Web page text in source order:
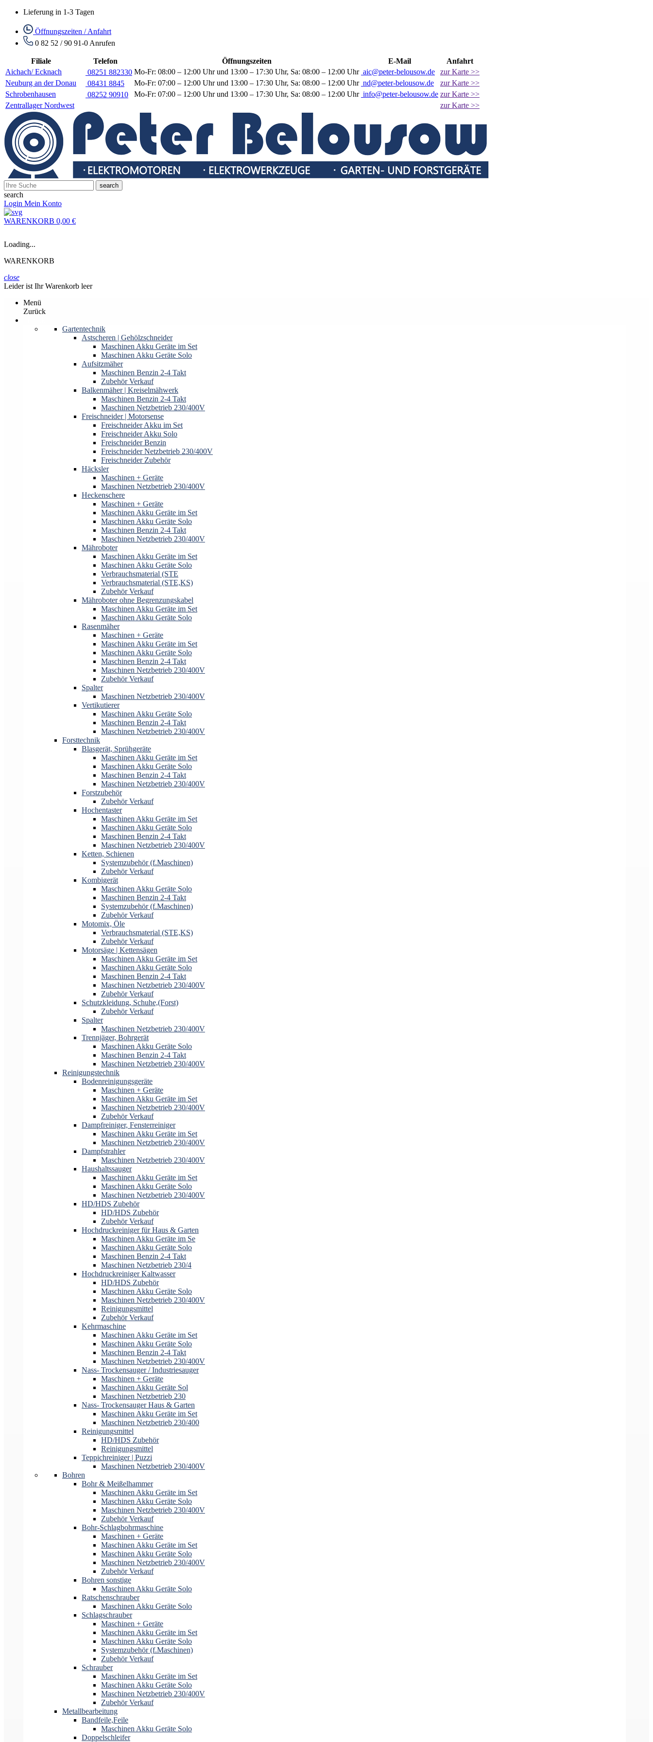
Lieferung in 1-3 Tagen
Öffnungszeiten / Anfahrt
0 82 52 / 90 91-0 Anrufen
Filiale Telefon Öffnungszeiten E-Mail
Anfahrt
Aichach/ Ecknach
08251 882330 Mo-Fr: 08:00 – 12:00 Uhr und 13:00 – 17:30 Uhr, Sa: 08:00 – 12:00 Uhr aic@peter-belousow.de
zur Karte >>
Neuburg an der Donau
08431 8845 Mo-Fr: 07:00 – 12:00 Uhr und 13:00 – 17:30 Uhr, Sa: 08:00 – 12:00 Uhr nd@peter-belousow.de
zur Karte >>
Schrobenhausen
08252 90910 Mo-Fr: 07:00 – 12:00 Uhr und 13:00 – 17:30 Uhr, Sa: 08:00 – 12:00 Uhr info@peter-belousow.de zur Karte >>
Zentrallager Nordwest
zur Karte >>
search
search
Login Mein Konto
WARENKORB 0,00 €
Loading...
WARENKORB
close
Leider ist Ihr Warenkorb leer
Menü
Zurück
Gartentechnik
Astscheren | Gehölzschneider
Maschinen Akku Geräte im Set
Maschinen Akku Geräte Solo
Aufsitzmäher
Maschinen Benzin 2-4 Takt
Zubehör Verkauf
Balkenmäher | Kreiselmähwerk
Maschinen Benzin 2-4 Takt
Maschinen Netzbetrieb 230/400V
Freischneider | Motorsense
Freischneider Akku im Set
Freischneider Akku Solo
Freischneider Benzin
Freischneider Netzbetrieb 230/400V
Freischneider Zubehör
Häcksler
Maschinen + Geräte
Maschinen Netzbetrieb 230/400V
Heckenschere
Maschinen + Geräte
Maschinen Akku Geräte im Set
Maschinen Akku Geräte Solo
Maschinen Benzin 2-4 Takt
Maschinen Netzbetrieb 230/400V
Mähroboter
Maschinen Akku Geräte im Set
Maschinen Akku Geräte Solo
Verbrauchsmaterial (STE
Verbrauchsmaterial (STE,KS)
Zubehör Verkauf
Mähroboter ohne Begrenzungskabel
Maschinen Akku Geräte im Set
Maschinen Akku Geräte Solo
Rasenmäher
Maschinen + Geräte
Maschinen Akku Geräte im Set
Maschinen Akku Geräte Solo
Maschinen Benzin 2-4 Takt
Maschinen Netzbetrieb 230/400V
Zubehör Verkauf
Spalter
Maschinen Netzbetrieb 230/400V
Vertikutierer
Maschinen Akku Geräte Solo
Maschinen Benzin 2-4 Takt
Maschinen Netzbetrieb 230/400V
Forsttechnik
Blasgerät, Sprühgeräte
Maschinen Akku Geräte im Set
Maschinen Akku Geräte Solo
Maschinen Benzin 2-4 Takt
Maschinen Netzbetrieb 230/400V
Forstzubehör
Zubehör Verkauf
Hochentaster
Maschinen Akku Geräte im Set
Maschinen Akku Geräte Solo
Maschinen Benzin 2-4 Takt
Maschinen Netzbetrieb 230/400V
Ketten, Schienen
Systemzubehör (f.Maschinen)
Zubehör Verkauf
Kombigerät
Maschinen Akku Geräte Solo
Maschinen Benzin 2-4 Takt
Systemzubehör (f.Maschinen)
Zubehör Verkauf
Motomix, Öle
Verbrauchsmaterial (STE,KS)
Zubehör Verkauf
Motorsäge | Kettensägen
Maschinen Akku Geräte im Set
Maschinen Akku Geräte Solo
Maschinen Benzin 2-4 Takt
Maschinen Netzbetrieb 230/400V
Zubehör Verkauf
Schutzkleidung, Schuhe,(Forst)
Zubehör Verkauf
Spalter
Maschinen Netzbetrieb 230/400V
Trennjäger, Bohrgerät
Maschinen Akku Geräte Solo
Maschinen Benzin 2-4 Takt
Maschinen Netzbetrieb 230/400V
Reinigungstechnik
Bodenreinigungsgeräte
Maschinen + Geräte
Maschinen Akku Geräte im Set
Maschinen Netzbetrieb 230/400V
Zubehör Verkauf
Dampfreiniger, Fensterreiniger
Maschinen Akku Geräte im Set
Maschinen Netzbetrieb 230/400V
Dampfstrahler
Maschinen Netzbetrieb 230/400V
Haushaltssauger
Maschinen Akku Geräte im Set
Maschinen Akku Geräte Solo
Maschinen Netzbetrieb 230/400V
HD/HDS Zubehör
HD/HDS Zubehör
Zubehör Verkauf
Hochdruckreiniger für Haus & Garten
Maschinen Akku Geräte im Se
Maschinen Akku Geräte Solo
Maschinen Benzin 2-4 Takt
Maschinen Netzbetrieb 230/4
Hochdruckreiniger Kaltwasser
HD/HDS Zubehör
Maschinen Akku Geräte Solo
Maschinen Netzbetrieb 230/400V
Reinigungsmittel
Zubehör Verkauf
Kehrmaschine
Maschinen Akku Geräte im Set
Maschinen Akku Geräte Solo
Maschinen Benzin 2-4 Takt
Maschinen Netzbetrieb 230/400V
Nass- Trockensauger / Industriesauger
Maschinen + Geräte
Maschinen Akku Geräte Sol
Maschinen Netzbetrieb 230
Nass- Trockensauger Haus & Garten
Maschinen Akku Geräte im Set
Maschinen Netzbetrieb 230/400
Reinigungsmittel
HD/HDS Zubehör
Reinigungsmittel
Teppichreiniger | Puzzi
Maschinen Netzbetrieb 230/400V
Bohren
Bohr & Meißelhammer
Maschinen Akku Geräte im Set
Maschinen Akku Geräte Solo
Maschinen Netzbetrieb 230/400V
Zubehör Verkauf
Bohr-Schlagbohrmaschine
Maschinen + Geräte
Maschinen Akku Geräte im Set
Maschinen Akku Geräte Solo
Maschinen Netzbetrieb 230/400V
Zubehör Verkauf
Bohren sonstige
Maschinen Akku Geräte Solo
Ratschenschrauber
Maschinen Akku Geräte Solo
Schlagschrauber
Maschinen + Geräte
Maschinen Akku Geräte im Set
Maschinen Akku Geräte Solo
Systemzubehör (f.Maschinen)
Zubehör Verkauf
Schrauber
Maschinen Akku Geräte im Set
Maschinen Akku Geräte Solo
Maschinen Netzbetrieb 230/400V
Zubehör Verkauf
Metallbearbeitung
Bandfeile,Feile
Maschinen Akku Geräte Solo
Doppelschleifer